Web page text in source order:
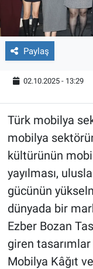
Paylaş
02.10.2025 - 13:29
Türk mobilya
mobilya
kültürünün
yayılması,
gücünün
dünyada bir
Ezber Bozan
giren
Mobilya Kâğıt
Video Galeri